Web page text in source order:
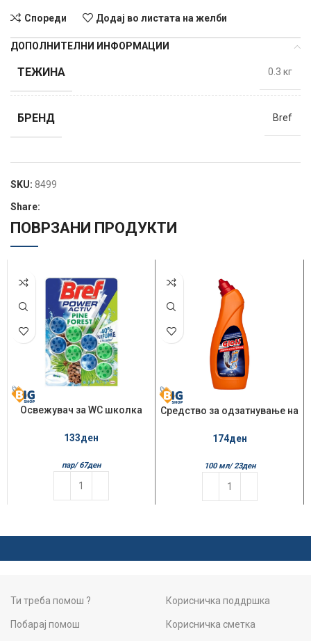
Спореди Додај во листата на желби
ДОПОЛНИТЕЛНИ ИНФОРМАЦИИ
ТЕЖИНА 0.3 кг
БРЕНД Bref
SKU: 8499
Share:
ПОВРЗАНИ ПРОДУКТИ
Освежувач за WC школка
133ден
пар/ 67ден
Средство за одзатнување на
174ден
100 мл/ 23ден
Ти треба помош ?
Побарај помош
Корисничка поддршка
Корисничка сметка